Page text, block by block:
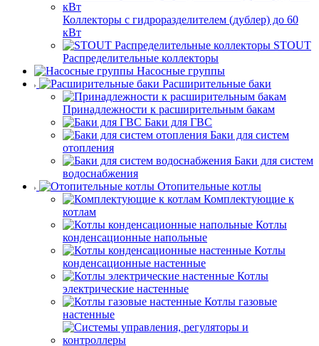
Коллекторы с гидроразделителем (дублер) до 60
кВт
STOUT
Распределительные коллекторы
Насосные группы
Расширительные баки
Принадлежности к расширительным бакам
Баки для ГВС
Баки для систем
отопления
Баки для систем
водоснабжения
Отопительные котлы
Комплектующие к
котлам
Котлы
конденсационные напольные
Котлы
конденсационные настенные
Котлы
электрические настенные
Котлы газовые
настенные